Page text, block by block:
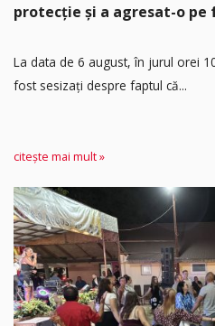
protecție și a agresat-o pe
​La data de 6 august, în jurul orei
fost sesizați despre faptul că...
citește mai mult »